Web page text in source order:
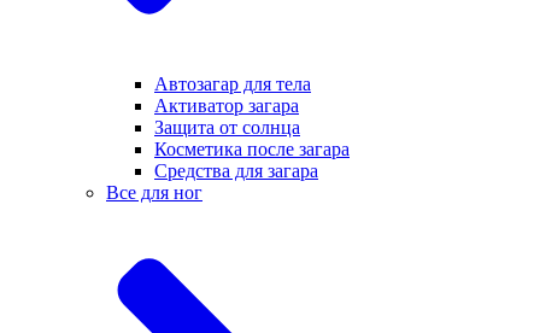
Автозагар для тела
Активатор загара
Защита от солнца
Косметика после загара
Средства для загара
Все для ног